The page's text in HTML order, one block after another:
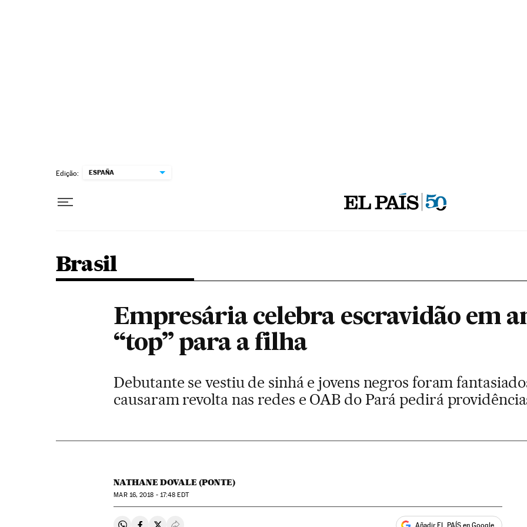
Edição: ESPAÑA
Brasil
Empresária celebra escravidão em
“top” para a filha
Debutante se vestiu de sinhá e jovens negros foram
causaram revolta nas redes e OAB do Pará pedirá
NATHANE DOVALE (PONTE)
MAR16, 2018 - 17:48 EDT
Añadir EL PAÍS en Google